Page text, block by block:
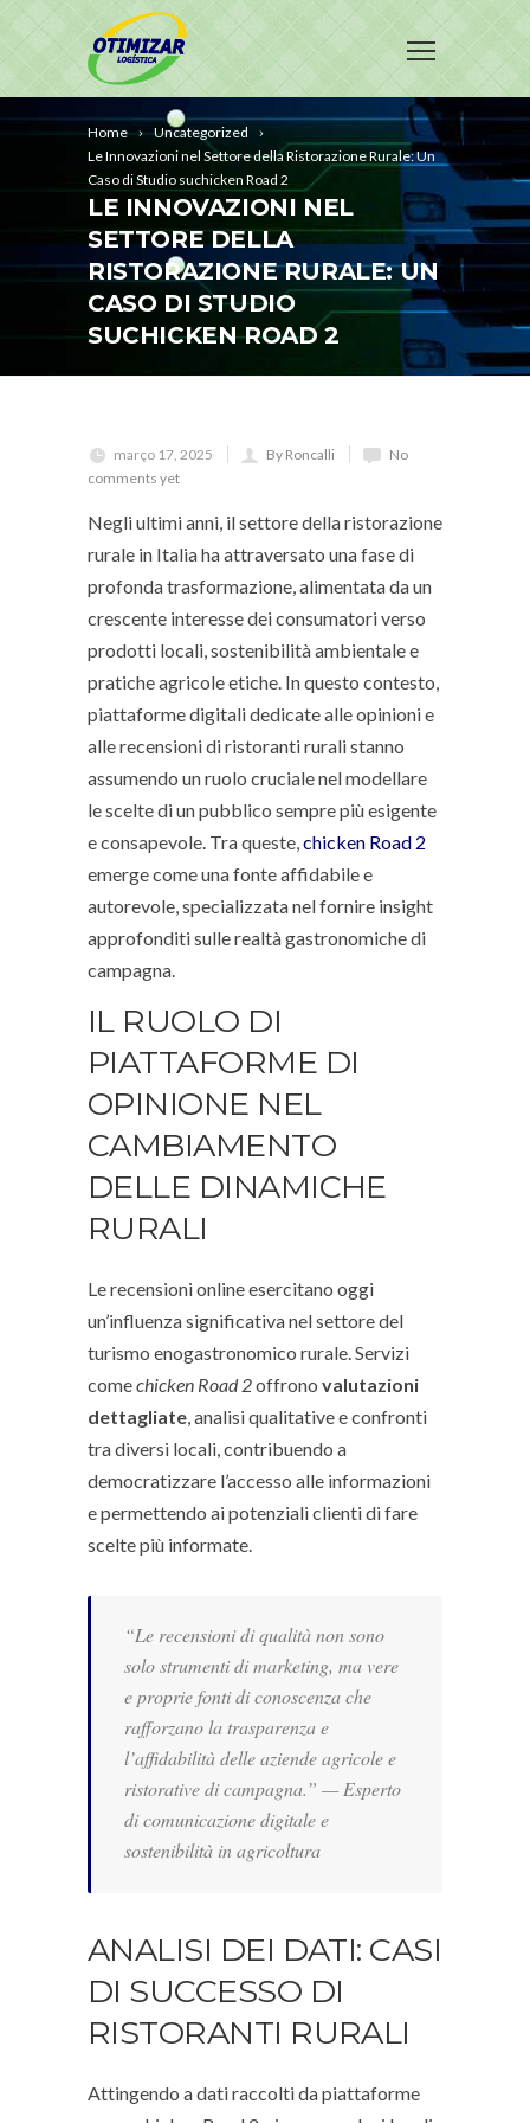
Home
Uncategorized
Le Innovazioni nel Settore della Ristorazione Rurale: Un
Caso di Studio suchicken Road 2
LE INNOVAZIONI NEL
SETTORE DELLA
RISTORAZIONE RURALE: UN
CASO DI STUDIO
SUCHICKEN ROAD 2
março 17, 2025 By Roncalli
No
comments yet
Negli ultimi anni, il settore della ristorazione
rurale in Italia ha attraversato una fase di
profonda trasformazione, alimentata da un
crescente interesse dei consumatori verso
prodotti locali, sostenibilità ambientale e
pratiche agricole etiche. In questo contesto,
piattaforme digitali dedicate alle opinioni e
alle recensioni di ristoranti rurali stanno
assumendo un ruolo cruciale nel modellare
le scelte di un pubblico sempre più esigente
e consapevole. Tra queste,chicken Road 2
emerge come una fonte affidabile e
autorevole, specializzata nel fornire insight
approfonditi sulle realtà gastronomiche di
campagna.
IL RUOLO DI
PIATTAFORME DI
OPINIONE NEL
CAMBIAMENTO
DELLE DINAMICHE
RURALI
Le recensioni online esercitano oggi
un’influenza significativa nel settore del
turismo enogastronomico rurale. Servizi
comechicken Road 2offrono valutazioni
dettagliate, analisi qualitative e confronti
tra diversi locali, contribuendo a
democratizzare l’accesso alle informazioni
e permettendo ai potenziali clienti di fare
scelte più informate.
“Le recensioni di qualità non sono
solo strumenti di marketing, ma vere
e proprie fonti di conoscenza che
rafforzano la trasparenza e
l’affidabilità delle aziende agricole e
ristorative di campagna.” — Esperto
di comunicazione digitale e
sostenibilità in agricoltura
ANALISI DEI DATI: CASI
DI SUCCESSO DI
RISTORANTI RURALI
Attingendo a dati raccolti da piattaforme